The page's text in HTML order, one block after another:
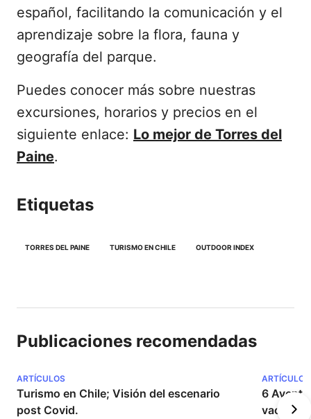
español, facilitando la comunicación y el
aprendizaje sobre la flora, fauna y
geografía del parque.
Puedes conocer más sobre nuestras
excursiones, horarios y precios en el
siguiente enlace: Lo mejor de Torres del
Paine.
Etiquetas
TORRES DEL PAINE TURISMO EN CHILE OUTDOOR INDEX
Publicaciones recomendadas
ARTÍCULOS
Turismo en Chile; Visión del escenario
post Covid.
ARTÍCULOS
6